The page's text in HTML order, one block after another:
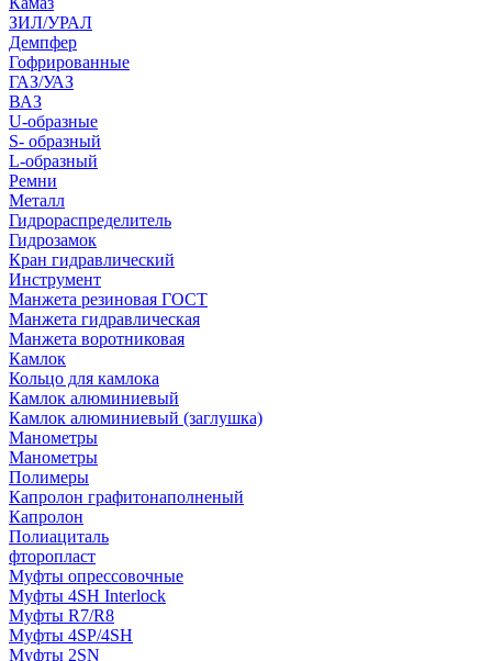
ЗИЛ/УРАЛ
Демпфер
Гофрированные
ГАЗ/УАЗ
ВАЗ
U-образные
S- образный
L-образный
Ремни
Металл
Гидрораспределитель
Гидрозамок
Кран гидравлический
Инструмент
Манжета резиновая ГОСТ
Манжета гидравлическая
Манжета воротниковая
Камлок
Кольцо для камлока
Камлок алюминиевый
Камлок алюминиевый (заглушка)
Манометры
Манометры
Полимеры
Капролон графитонаполненый
Капролон
Полиациталь
фторопласт
Муфты опрессовочные
Муфты 4SH Interlock
Муфты R7/R8
Муфты 4SP/4SH
Муфты 2SN